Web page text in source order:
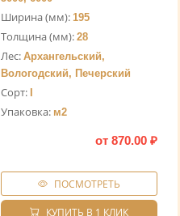
Ширина (мм): 195
Толщина (мм): 28
Лес: Архангельский,
Вологодский, Печерский
Сорт:
Упаковка: м2
от870.00₽
ПОСМОТРЕТЬ
КУПИТЬ В 1 КЛИК